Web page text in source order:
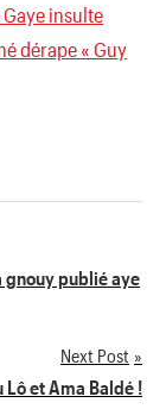
insulte
dérape « Guy
gnouy publié aye
Next Post
Lô et Ama Baldé !